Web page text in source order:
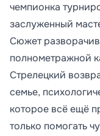
чемпионка
заслуженный
Сюжет
полнометражной
Стрелецкий
семье,
которое всё ещё
только помогать